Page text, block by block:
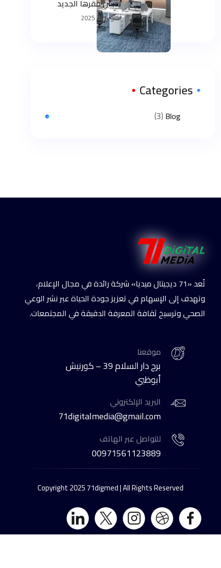
تدشن مقرها الجديد
في أبوظبي
أكتوبر 17, 2025
Categories
Blog
(3)
تُعد «71 ديجيتال ميديا» شركة رائدة في مجال الإعلام،
وتهدف إلى الإسهام في تعزيز جودة الحياة عبر نشر الوعي
الصحي وترسيخ ثقافة المعرفة الدقيقة في المجتمعات.
موقعنا
برج دار السلام 39 – كورنيش
أبوظبي
البريد الإلكتروني
71digitalmedia@gmail.com
للتواصل عبر الهاتف
00971561123889
Copyright 2025 71digmed | All Rights Reserved